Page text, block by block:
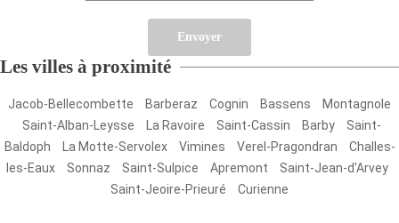
Envoyer
Les villes à proximité
Jacob-Bellecombette Barberaz Cognin Bassens
Montagnole
Saint-Alban-Leysse
La Ravoire Saint-Cassin Barby
Saint-
Baldoph
La Motte-Servolex Vimines Verel-Pragondran
Challes-
les-Eaux
Sonnaz Saint-Sulpice Apremont
Saint-Jean-d'Arvey
Saint-Jeoire-Prieuré
Curienne